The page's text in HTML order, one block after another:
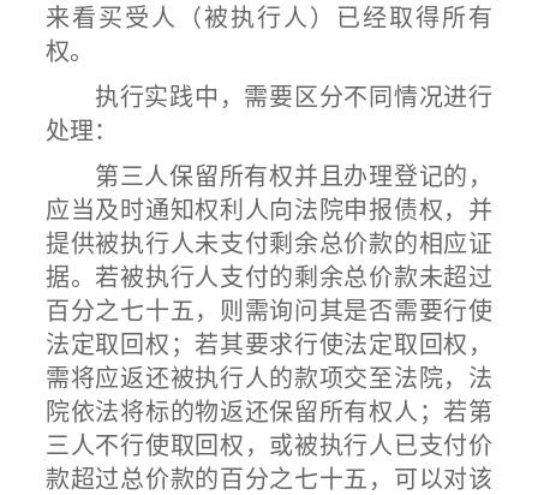
来看买受人（被执行人）已经取得所有
权。
执行实践中，需要区分不同情况进行
处理：
第三人保留所有权并且办理登记的，
应当及时通知权利人向法院申报债权，并
提供被执行人未支付剩余总价款的相应证
据。若被执行人支付的剩余总价款未超过
百分之七十五，则需询问其是否需要行使
法定取回权；若其要求行使法定取回权，
需将应返还被执行人的款项交至法院，法
院依法将标的物返还保留所有权人；若第
三人不行使取回权，或被执行人已支付价
款超过总价款的百分之七十五，可以对该